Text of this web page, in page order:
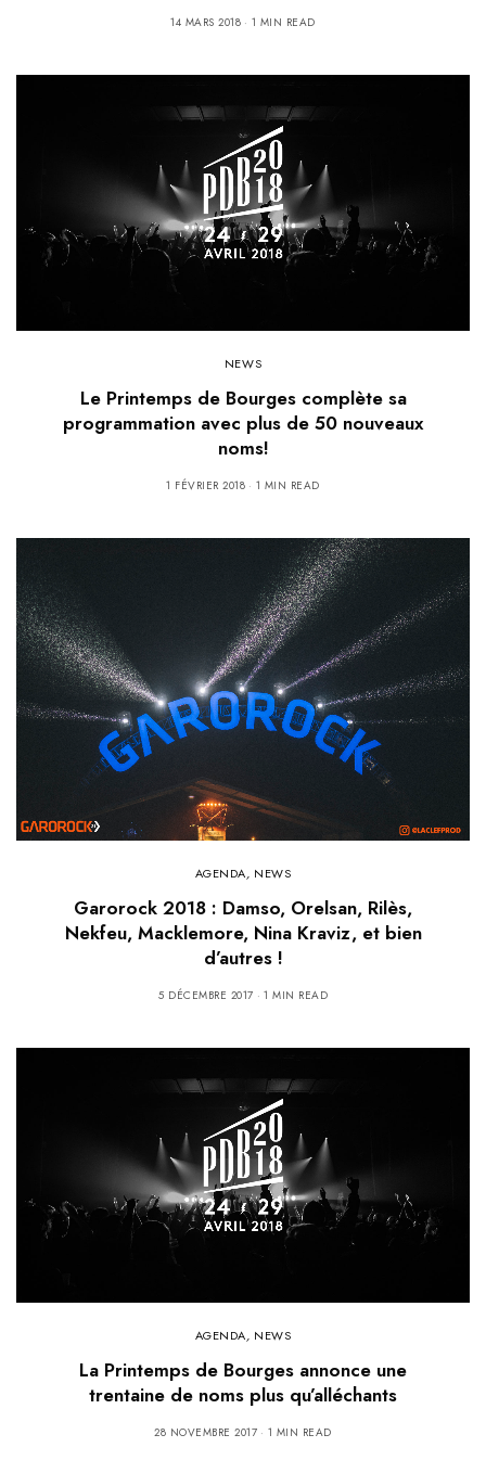
14 MARS 2018 1 MIN READ
NEWS
Le Printemps de Bourges complète sa
programmation avec plus de 50 nouveaux
noms!
1 FÉVRIER 2018 1 MIN READ
AGENDA, NEWS
Garorock 2018 : Damso, Orelsan, Rilès,
Nekfeu, Macklemore, Nina Kraviz, et bien
d’autres !
5 DÉCEMBRE 2017 1 MIN READ
AGENDA, NEWS
La Printemps de Bourges annonce une
trentaine de noms plus qu’alléchants
28 NOVEMBRE 2017 1 MIN READ